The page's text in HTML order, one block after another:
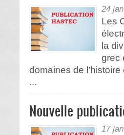
24
Les
la
grec
domaines de
...
Nouvelle
17